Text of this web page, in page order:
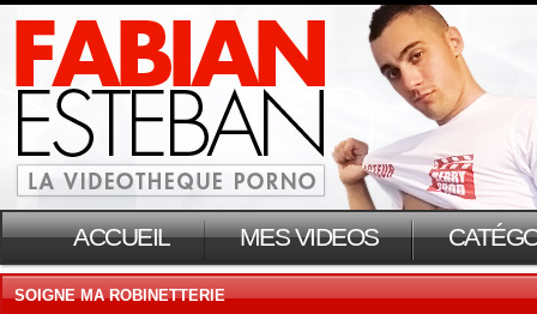
ACCUEIL MES VIDEOS
SOIGNE MA ROBINETTERIE